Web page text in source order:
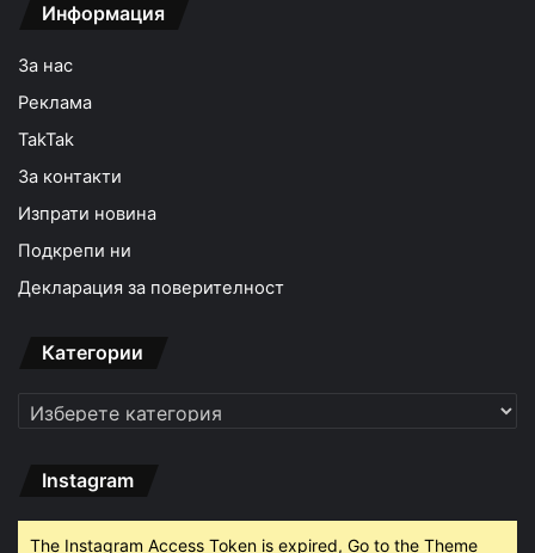
Информация
За нас
Реклама
TakTak
За контакти
Изпрати новина
Подкрепи ни
Декларация за поверителност
Категории
Категории
Instagram
The Instagram Access Token is expired, Go to the Theme